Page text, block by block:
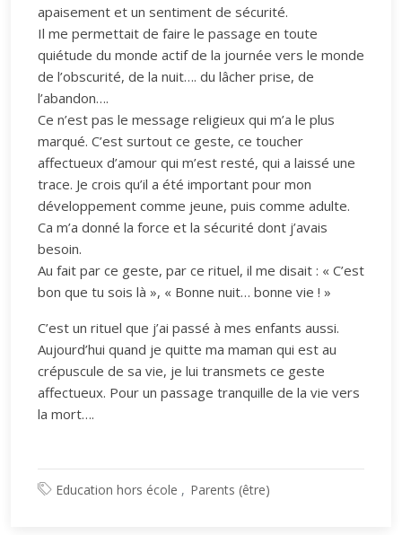
apaisement et un sentiment de sécurité.
Il me permettait de faire le passage en toute
quiétude du monde actif de la journée vers le monde
de l’obscurité, de la nuit…. du lâcher prise, de
l’abandon….
Ce n’est pas le message religieux qui m’a le plus
marqué. C’est surtout ce geste, ce toucher
affectueux d’amour qui m’est resté, qui a laissé une
trace. Je crois qu’il a été important pour mon
développement comme jeune, puis comme adulte.
Ca m’a donné la force et la sécurité dont j’avais
besoin.
Au fait par ce geste, par ce rituel, il me disait : « C’est
bon que tu sois là », « Bonne nuit… bonne vie ! »
C’est un rituel que j’ai passé à mes enfants aussi.
Aujourd’hui quand je quitte ma maman qui est au
crépuscule de sa vie, je lui transmets ce geste
affectueux. Pour un passage tranquille de la vie vers
la mort….
Education hors école Parents (être)